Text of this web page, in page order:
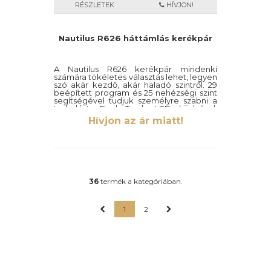
RÉSZLETEK HÍVJON!
Nautilus R626 háttámlás kerékpár
A Nautilus R626 kerékpár mindenki
számára tökéletes választás lehet, legyen
szó akár kezdő, akár haladó szintről. 29
beépített program és 25 nehézségi szint
segítségével tudjuk személyre szabni a
terhelést. Dual Track LCD kijelzővel,
valamint Blutetooth kapcsolattal is
rendelkezik, így bármely okoskészüléket
Hívjon az ár miatt!
36termék a kategóriában.
1 2